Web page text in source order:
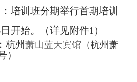
培训班分期举行首期培训
日开始。（详见附件1 ）
杭州萧山蓝天宾馆（杭州萧
）